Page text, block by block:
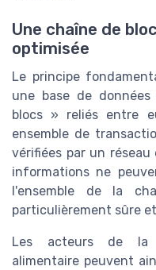
Une chaîne de
optimisée
Le principe
une base de
blocs » reliés entre
ensemble de
vérifiées par un
informations ne
l'ensemble de la
particulièrement sûre
Les acteurs de la
alimentaire peuvent